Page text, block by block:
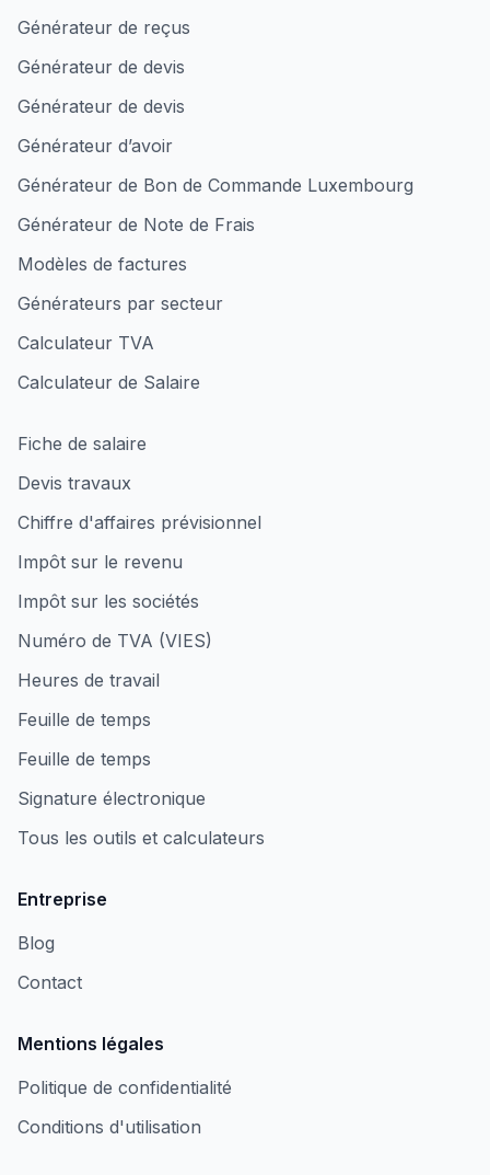
Générateur de reçus
Générateur de devis
Générateur de devis
Générateur d’avoir
Générateur de Bon de Commande Luxembourg
Générateur de Note de Frais
Modèles de factures
Générateurs par secteur
Calculateur TVA
Calculateur de Salaire
Fiche de salaire
Devis travaux
Chiffre d'affaires prévisionnel
Impôt sur le revenu
Impôt sur les sociétés
Numéro de TVA (VIES)
Heures de travail
Feuille de temps
Feuille de temps
Signature électronique
Tous les outils et calculateurs
Entreprise
Blog
Contact
Mentions légales
Politique de confidentialité
Conditions d'utilisation